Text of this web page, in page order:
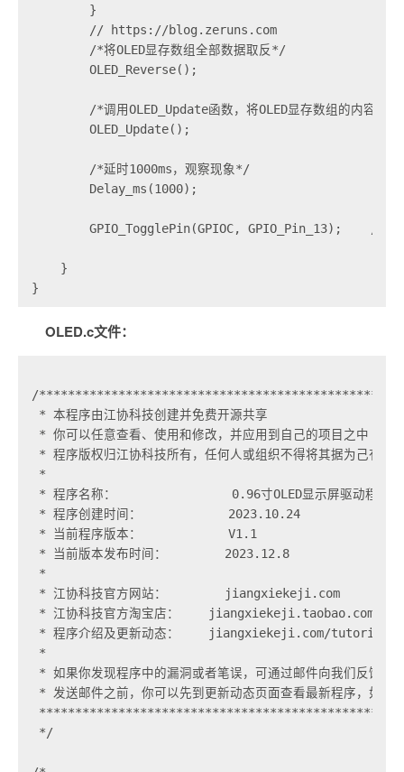
        }
        // https://blog.zeruns.com
        /*将OLED显存数组全部数据取反*/
        OLED_Reverse();
/*调用OLED_Update函数，将OLED显存数组的内容更
        OLED_Update();
        /*延时1000ms，观察现象*/
        Delay_ms(1000);
GPIO_TogglePin(GPIOC, GPIO_Pin_13);    //
    }
OLED.c文件：